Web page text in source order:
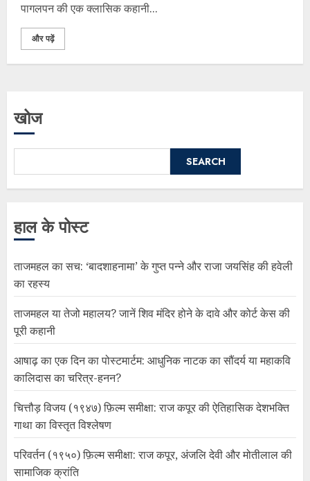
पागलपन की एक क्लासिक कहानी...
और पढ़ें
खोज
SEARCH
हाल के पोस्ट
ताजमहल का सच: ‘बादशाहनामा’ के गुप्त पन्ने और राजा जयसिंह की हवेली
का रहस्य
ताजमहल या तेजो महालय? जानें शिव मंदिर होने के दावे और कोर्ट केस की
पूरी कहानी
आषाढ़ का एक दिन का पोस्टमार्टम: आधुनिक नाटक का सौंदर्य या महाकवि
कालिदास का चरित्र-हनन?
चित्तौड़ विजय (१९४७) फ़िल्म समीक्षा: राज कपूर की ऐतिहासिक देशभक्ति
गाथा का विस्तृत विश्लेषण
परिवर्तन (१९५०) फ़िल्म समीक्षा: राज कपूर, अंजलि देवी और मोतीलाल की
सामाजिक क्रांति